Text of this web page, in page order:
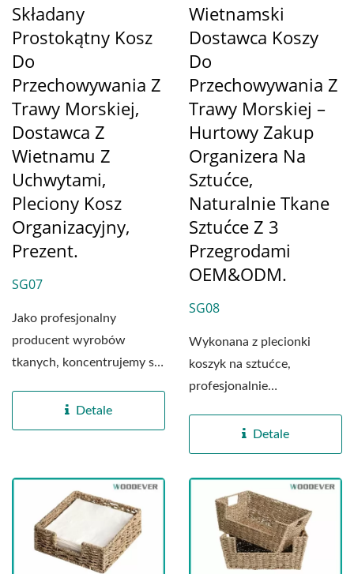
Składany
Prostokątny Kosz
Do
Przechowywania Z
Trawy Morskiej,
Dostawca Z
Wietnamu Z
Uchwytami,
Pleciony Kosz
Organizacyjny,
Prezent.
SG07
Jako profesjonalny
producent wyrobów
tkanych, koncentrujemy się
funkcjonalnych...
Detale
Wietnamski
Dostawca Koszy
Do
Przechowywania Z
Trawy Morskiej –
Hurtowy Zakup
Organizera Na
Sztućce,
Naturalnie Tkane
Sztućce Z 3
Przegrodami
OEM&ODM.
SG08
Wykonana z plecionki
koszyk na sztućce,
profesjonalnie
fabrykę plecionek...
Detale